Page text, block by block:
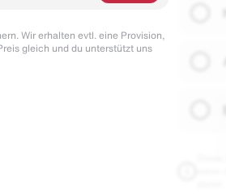
Wir erhalten evtl. eine Provision,
gleich und du unterstützt uns